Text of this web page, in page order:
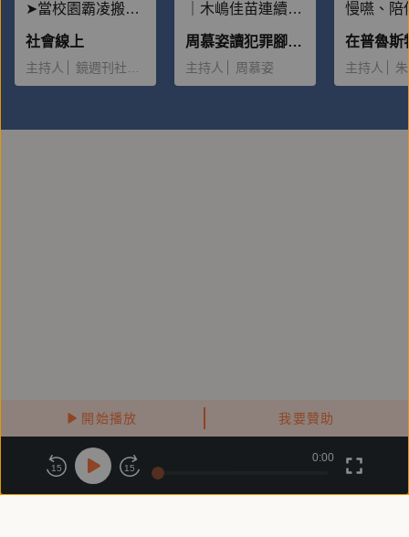
開始播放 我要贊助
➤當校園霸凌搬上
檯面：為何一再重
演？
社會線上
主持人 鏡週刊社會組
｜木嶋佳苗連續殺
人案：為什麼有這
麼多男性離不開
她，並且願意給予
周慕姿讀犯罪腳本——被惡魔追逐的人
主持人 周慕姿
慢嚥、陪
子的書
主持人
關於鏡好聽
商務合作 付費條款 會員條款
15 15
0:00